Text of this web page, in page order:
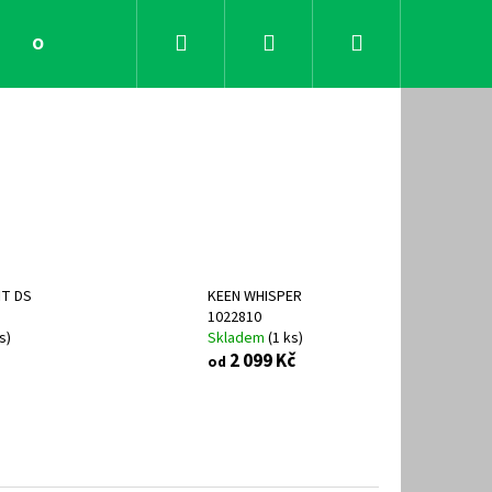
Obchodní podmínky KontaktyPřihlášení
DS
)
KEEN WHISPER
1022810
Skladem (1 ks)
od 2 099 Kč